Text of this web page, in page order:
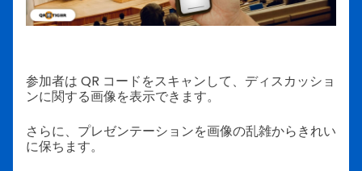
参加者は QR コードをスキャンして、ディスカッショ
ンに関する画像を表示できます。
さらに、プレゼンテーションを画像の乱雑からきれい
に保ちます。